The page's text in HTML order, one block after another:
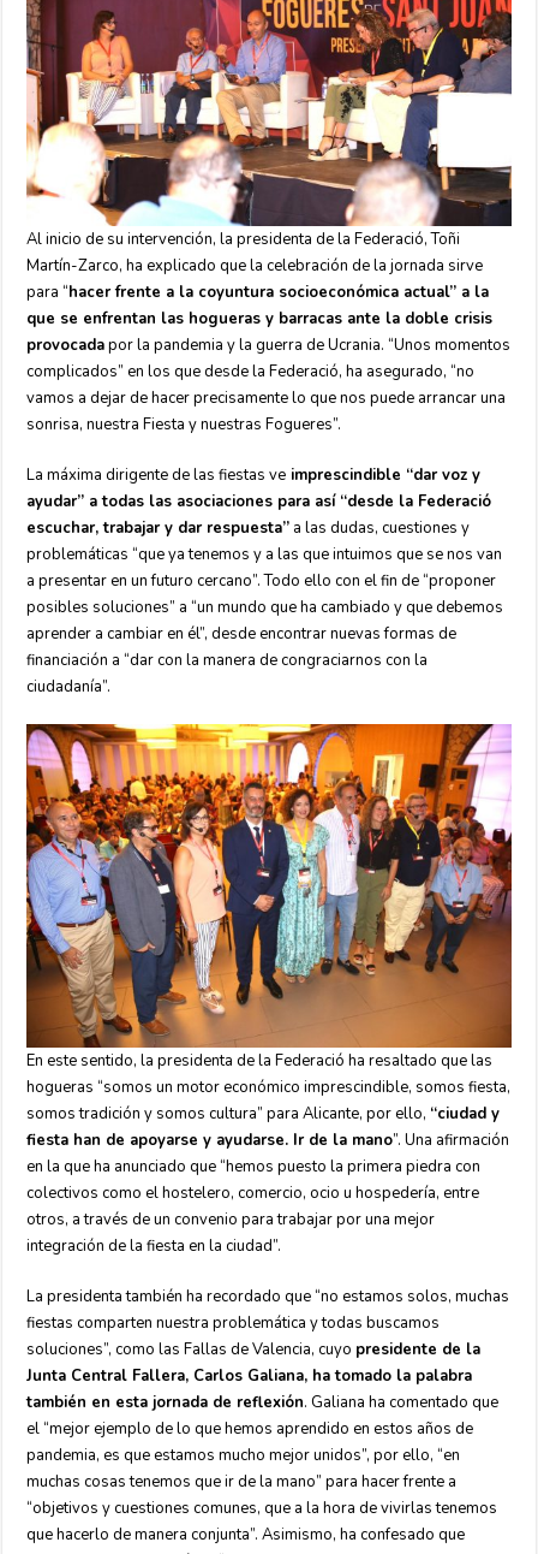
Al inicio de su intervención, la presidenta de la Federació, Toñi
Martín-Zarco, ha explicado que la celebración de la jornada sirve
para “hacer frente a la coyuntura socioeconómica actual” a la
que se enfrentan las hogueras y barracas ante la doble crisis
provocadapor la pandemia y la guerra de Ucrania. “Unos momentos
complicados” en los que desde la Federació, ha asegurado, “no
vamos a dejar de hacer precisamente lo que nos puede arrancar una
sonrisa, nuestra Fiesta y nuestras Fogueres”.
La máxima dirigente de las fiestas ve imprescindible “dar voz y
ayudar” a todas las asociaciones para así “desde la Federació
escuchar, trabajar y dar respuesta” a las dudas, cuestiones y
problemáticas “que ya tenemos y a las que intuimos que se nos van
a presentar en un futuro cercano”. Todo ello con el fin de “proponer
posibles soluciones” a “un mundo que ha cambiado y que debemos
aprender a cambiar en él”, desde encontrar nuevas formas de
financiación a “dar con la manera de congraciarnos con la
ciudadanía”.
En este sentido, la presidenta de la Federació ha resaltado que las
hogueras “somos un motor económico imprescindible, somos fiesta,
somos tradición y somos cultura” para Alicante, por ello, “ciudad y
fiesta han de apoyarse y ayudarse. Ir de la mano”. Una afirmación
en la que ha anunciado que “hemos puesto la primera piedra con
colectivos como el hostelero, comercio, ocio u hospedería, entre
otros, a través de un convenio para trabajar por una mejor
integración de la fiesta en la ciudad”.
La presidenta también ha recordado que “no estamos solos, muchas
fiestas comparten nuestra problemática y todas buscamos
soluciones”, como las Fallas de Valencia, cuyo presidente de la
Junta Central Fallera, Carlos Galiana, ha tomado la palabra
también en esta jornada de reflexión. Galiana ha comentado que
el “mejor ejemplo de lo que hemos aprendido en estos años de
pandemia, es que estamos mucho mejor unidos”, por ello, “en
muchas cosas tenemos que ir de la mano” para hacer frente a
“objetivos y cuestiones comunes, que a la hora de vivirlas tenemos
que hacerlo de manera conjunta”. Asimismo, ha confesado que